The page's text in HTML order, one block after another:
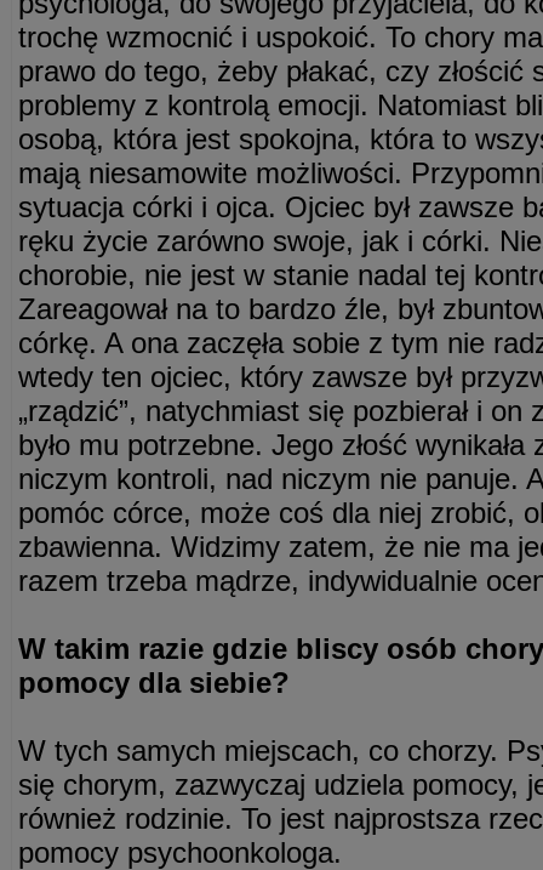
trochę wzmocnić i uspokoić. To chory
prawo do tego, żeby płakać, czy złościć
problemy z kontrolą emocji. Natomiast
osobą, która jest spokojna, która to
mają niesamowite możliwości.
sytuacja córki i ojca. Ojciec był zawsze
ręku życie zarówno swoje, jak i córki.
chorobie, nie jest w stanie nadal tej
Zareagował na to bardzo źle, był
córkę. A ona zaczęła sobie z tym nie
wtedy ten ojciec, który zawsze był
„rządzić”, natychmiast się pozbierał i on
było mu potrzebne. Jego złość
niczym kontroli, nad niczym nie panuje.
pomóc córce, może coś dla niej zrobić,
zbawienna. Widzimy zatem, że nie ma
razem trzeba mądrze, indywidualnie
W takim razie gdzie bliscy osób
pomocy dla siebie?
W tych samych miejscach, co chorzy.
się chorym, zazwyczaj udziela pomocy,
również rodzinie. To jest najprostsza
pomocy psychoonkologa.